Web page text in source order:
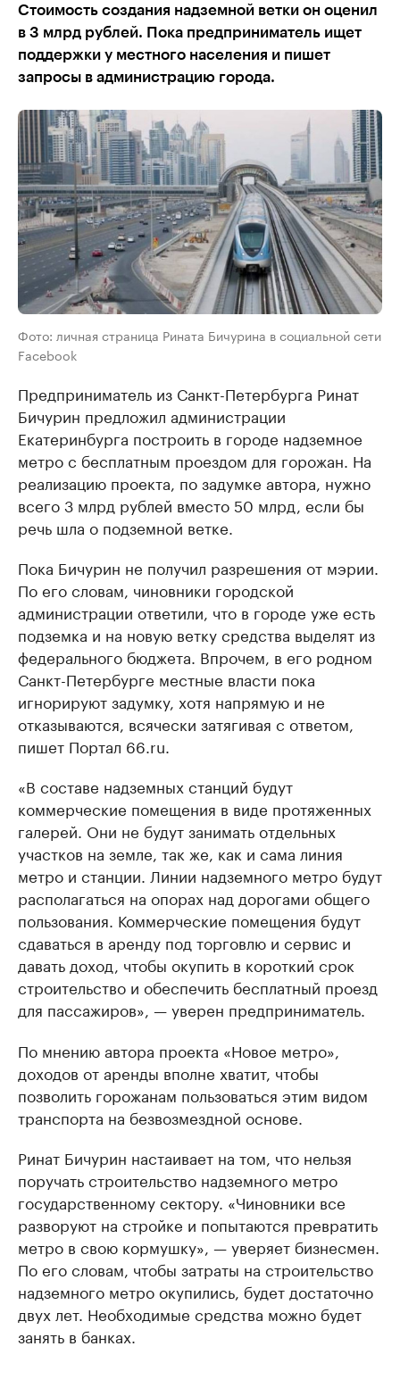
Стоимость создания надземной ветки он оценил
в 3 млрд рублей. Пока предприниматель ищет
поддержки у местного населения и пишет
запросы в администрацию города.
Фото: личная страница Рината Бичурина в социальной сети
Facebook
Предприниматель из Санкт-Петербурга Ринат
Бичурин предложил администрации
Екатеринбурга построить в городе надземное
метро с бесплатным проездом для горожан. На
реализацию проекта, по задумке автора, нужно
всего 3 млрд рублей вместо 50 млрд, если бы
речь шла о подземной ветке.
Пока Бичурин не получил разрешения от мэрии.
По его словам, чиновники городской
администрации ответили, что в городе уже есть
подземка и на новую ветку средства выделят из
федерального бюджета. Впрочем, в его родном
Санкт-Петербурге местные власти пока
игнорируют задумку, хотя напрямую и не
отказываются, всячески затягивая с ответом,
пишет Портал 66.ru.
«В составе надземных станций будут
коммерческие помещения в виде протяженных
галерей. Они не будут занимать отдельных
участков на земле, так же, как и сама линия
метро и станции. Линии надземного метро будут
располагаться на опорах над дорогами общего
пользования. Коммерческие помещения будут
сдаваться в аренду под торговлю и сервис и
давать доход, чтобы окупить в короткий срок
строительство и обеспечить бесплатный проезд
для пассажиров», — уверен предприниматель.
По мнению автора проекта «Новое метро»,
доходов от аренды вполне хватит, чтобы
позволить горожанам пользоваться этим видом
транспорта на безвозмездной основе.
Ринат Бичурин настаивает на том, что нельзя
поручать строительство надземного метро
государственному сектору. «Чиновники все
разворуют на стройке и попытаются превратить
метро в свою кормушку», — уверяет бизнесмен.
По его словам, чтобы затраты на строительство
надземного метро окупились, будет достаточно
двух лет. Необходимые средства можно будет
занять в банках.